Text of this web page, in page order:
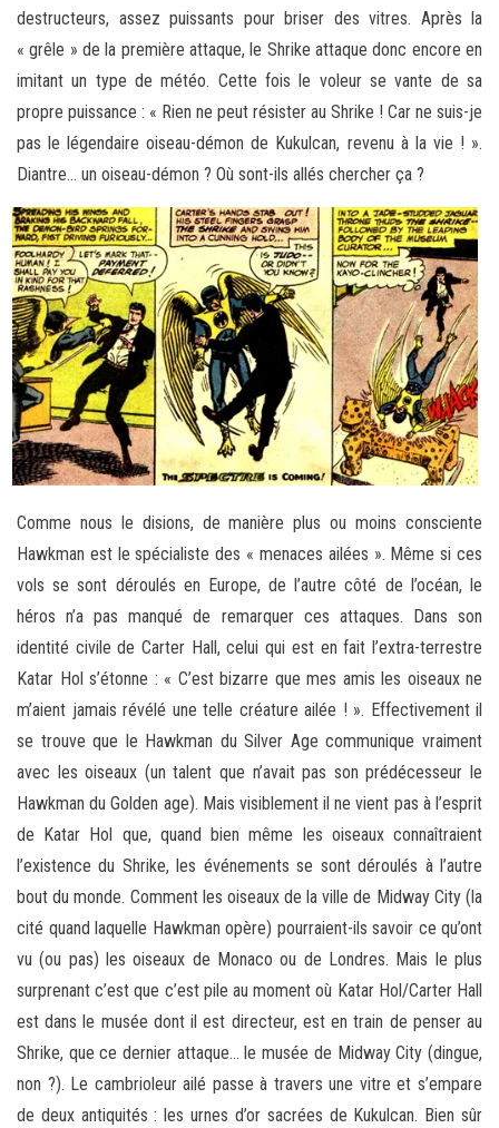
destructeurs, assez puissants pour briser des vitres. Après la
« grêle » de la première attaque, le Shrike attaque donc encore en
imitant un type de météo. Cette fois le voleur se vante de sa
propre puissance : « Rien ne peut résister au Shrike ! Car ne suis-je
pas le légendaire oiseau-démon de Kukulcan, revenu à la vie ! ».
Diantre… un oiseau-démon ? Où sont-ils allés chercher ça ?
Comme nous le disions, de manière plus ou moins consciente
Hawkman est le spécialiste des « menaces ailées ». Même si ces
vols se sont déroulés en Europe, de l’autre côté de l’océan, le
héros n’a pas manqué de remarquer ces attaques. Dans son
identité civile de Carter Hall, celui qui est en fait l’extra-terrestre
Katar Hol s’étonne : « C’est bizarre que mes amis les oiseaux ne
m’aient jamais révélé une telle créature ailée ! ». Effectivement il
se trouve que le Hawkman du Silver Age communique vraiment
avec les oiseaux (un talent que n’avait pas son prédécesseur le
Hawkman du Golden age). Mais visiblement il ne vient pas à l’esprit
de Katar Hol que, quand bien même les oiseaux connaîtraient
l’existence du Shrike, les événements se sont déroulés à l’autre
bout du monde. Comment les oiseaux de la ville de Midway City (la
cité quand laquelle Hawkman opère) pourraient-ils savoir ce qu’ont
vu (ou pas) les oiseaux de Monaco ou de Londres. Mais le plus
surprenant c’est que c’est pile au moment où Katar Hol/Carter Hall
est dans le musée dont il est directeur, est en train de penser au
Shrike, que ce dernier attaque… le musée de Midway City (dingue,
non ?). Le cambrioleur ailé passe à travers une vitre et s’empare
de deux antiquités : les urnes d’or sacrées de Kukulcan. Bien sûr